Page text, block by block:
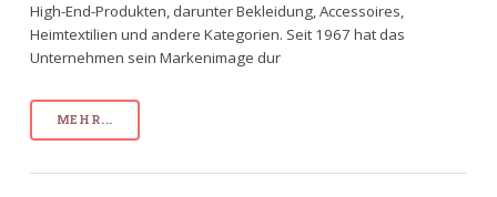
High-End-Produkten, darunter Bekleidung, Accessoires,
Heimtextilien und andere Kategorien. Seit 1967 hat das
Unternehmen sein Markenimage dur
MEHR...